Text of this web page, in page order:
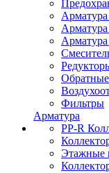
Фильтры
Арматура
PP-R
Этажные